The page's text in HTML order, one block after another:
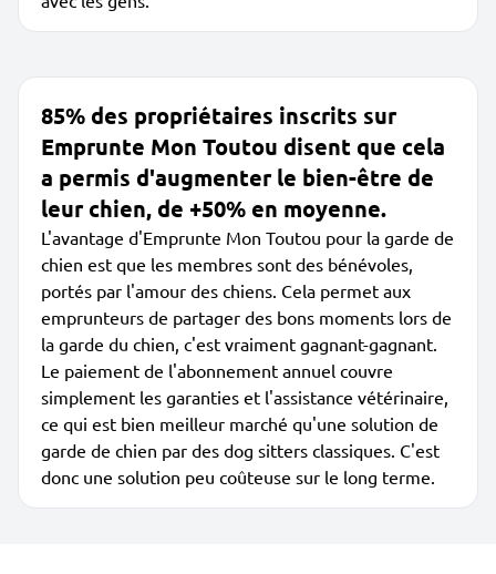
85% des propriétaires inscrits sur
Emprunte Mon Toutou disent que cela
a permis d'augmenter le bien-être de
leur chien, de +50% en moyenne.
L'avantage d'Emprunte Mon Toutou pour la garde de
chien est que les membres sont des bénévoles,
portés par l'amour des chiens. Cela permet aux
emprunteurs de partager des bons moments lors de
la garde du chien, c'est vraiment gagnant-gagnant.
Le paiement de l'abonnement annuel couvre
simplement les garanties et l'assistance vétérinaire,
ce qui est bien meilleur marché qu'une solution de
garde de chien par des dog sitters classiques. C'est
donc une solution peu coûteuse sur le long terme.